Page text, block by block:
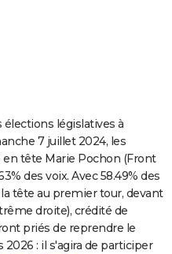
législatives à
7 juillet 2024, les
tête Marie Pochon (Front
des voix. Avec 58.49% des
tête au premier tour, devant
droite), crédité de
priés de reprendre le
: il s'agira de participer